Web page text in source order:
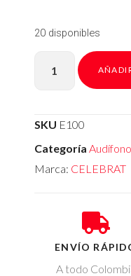
20 disponibles
SKU E100
Categoría
Marca: CELEBRAT
ENVÍO
A todo